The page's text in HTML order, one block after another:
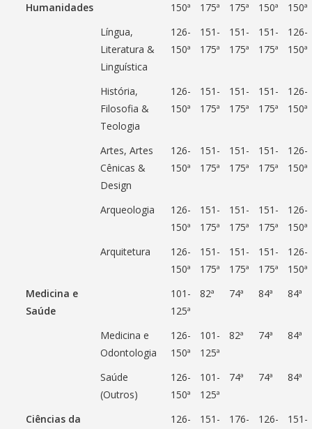
Humanidades
150ª
175ª
175ª
150ª
150ª
Língua,
Literatura &
Linguística
126-
150ª
151-
175ª
151-
175ª
151-
175ª
126-
150ª
História,
Filosofia &
Teologia
126-
150ª
151-
175ª
151-
175ª
151-
175ª
126-
150ª
Artes, Artes
Cênicas &
Design
126-
150ª
151-
175ª
151-
175ª
151-
175ª
126-
150ª
Arqueologia
126-
150ª
151-
175ª
151-
175ª
151-
175ª
126-
150ª
Arquitetura
126-
150ª
151-
175ª
151-
175ª
151-
175ª
126-
150ª
Medicina e
Saúde
101-
125ª
82ª 74ª 84ª 84ª
Medicina e
Odontologia
126-
150ª
101-
125ª
82ª 74ª 84ª
Saúde
(Outros)
126-
150ª
101-
125ª
74ª 74ª 84ª
Ciências da
126-
151-
176-
126-
151-